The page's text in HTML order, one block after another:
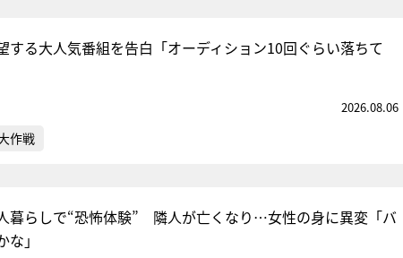
する大人気番組を告白「オーディション10回ぐらい落ちて
2026.08.06
作戦
暮らしで“恐怖体験” 隣人が亡くなり…女性の身に異変「バ
」